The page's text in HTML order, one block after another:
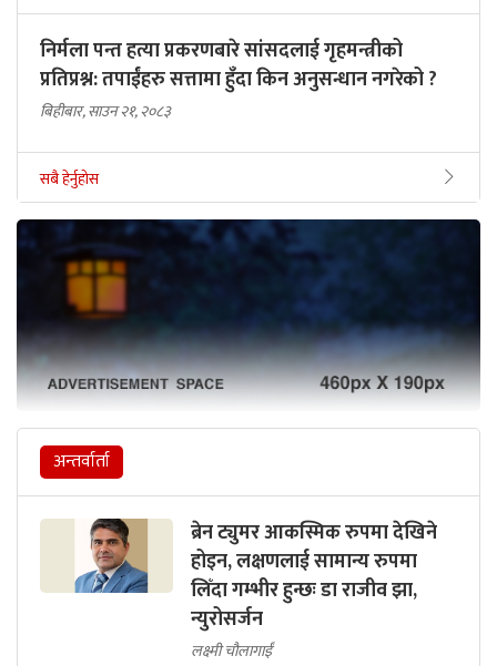
निर्मला पन्त हत्या प्रकरणबारे सांसदलाई गृहमन्त्रीको
प्रतिप्रश्न: तपाईंहरु सत्तामा हुँदा किन अनुसन्धान नगरेको ?
बिहीबार, साउन २१, २०८३
सबै हेर्नुहोस
अन्तर्वार्ता
ब्रेन ट्युमर आकस्मिक रुपमा देखिने
होइन, लक्षणलाई सामान्य रुपमा
लिँदा गम्भीर हुन्छः डा राजीव झा,
न्युरोसर्जन
लक्ष्मी चौलागाईं